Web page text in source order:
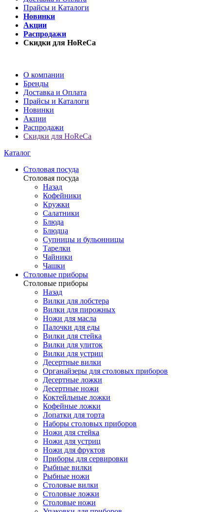
Прайсы и Каталоги
Новинки
Акции
Распродажи
Скидки для HoReCa
О компании
Бренды
Доставка и Оплата
Прайсы и Каталоги
Новинки
Акции
Распродажи
Скидки для HoReCa
Каталог
Столовая посуда
Столовая посуда
Назад
Кофейники
Кружки
Салатники
Блюда
Блюдца
Супницы и бульонницы
Тарелки
Чайники
Чашки
Cтоловые приборы
Cтоловые приборы
Назад
Вилки для лобстера
Вилки для пирожных
Ножи для масла
Палочки для еды
Вилки для стейка
Вилки для улиток
Вилки для устриц
Десертные вилки
Органайзеры для столовых приборов
Десертные ложки
Десертные ножи
Коктейльные ложки
Кофейные ложки
Лопатки для торта
Наборы столовых приборов
Ножи для стейка
Ножи для устриц
Ножи для фруктов
Приборы для сервировки
Рыбные вилки
Рыбные ножи
Столовые вилки
Столовые ложки
Столовые ножи